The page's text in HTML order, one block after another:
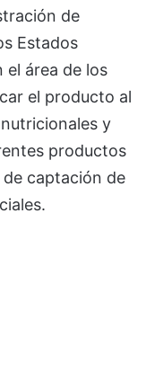
de
Estados
el área de los
el producto al
y
productos
captación de